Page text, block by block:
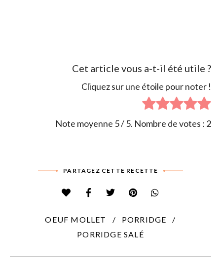
Cet article vous a-t-il été utile ?
Cliquez sur une étoile pour noter !
Note moyenne 5/ 5. Nombre de votes : 2
PARTAGEZ CETTE RECETTE
OEUF MOLLET
PORRIDGE
PORRIDGE SALÉ